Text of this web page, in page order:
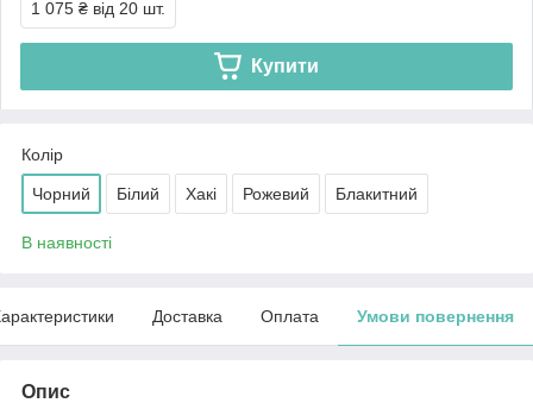
1 075 ₴ від 20 шт.
Купити
Колір
Чорний Білий Хакі Рожевий Блакитний
В наявності
Доставка Оплата Умови повернення
Опис